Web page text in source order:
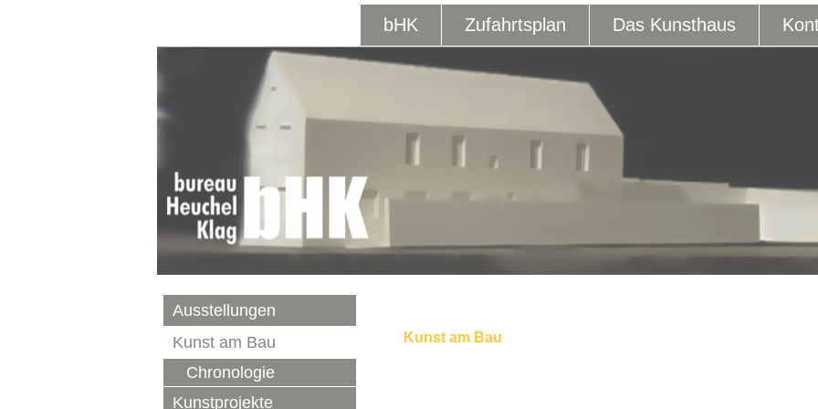
bHK Zufahrtsplan Das Kunsthaus
Ausstellungen
Kunst am Bau
Chronologie
Kunstprojekte
Kunst am Bau